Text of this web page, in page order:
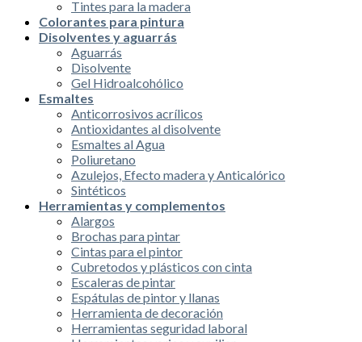
Tintes para la madera
Colorantes para pintura
Disolventes y aguarrás
Aguarrás
Disolvente
Gel Hidroalcohólico
Esmaltes
Anticorrosivos acrílicos
Antioxidantes al disolvente
Esmaltes al Agua
Poliuretano
Azulejos, Efecto madera y Anticalórico
Sintéticos
Herramientas y complementos
Alargos
Brochas para pintar
Cintas para el pintor
Cubretodos y plásticos con cinta
Escaleras de pintar
Espátulas de pintor y llanas
Herramienta de decoración
Herramientas seguridad laboral